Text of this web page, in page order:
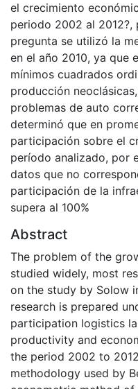
el crecimiento
periodo 2002 al 2012?,
pregunta se utilizó la
en el año 2010, ya que
mínimos cuadrados
producción
problemas de auto
determinó que en
participación sobre el
período analizado, por
datos que no
participación de la
supera al 100%
Abstract
The problem of the
studied widely, most
on the study by Solow
research is prepared
participation logistics
productivity and
the period 2002 to
methodology used by